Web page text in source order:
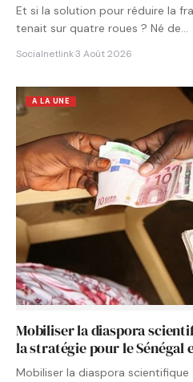
Et si la solution pour réduire la
tenait sur quatre roues ? Né de…
Socialnetlink·3 Août 2026
A LA UNE
Mobiliser la diaspora
la stratégie pour le Sénégal
Mobiliser la diaspora scientifique